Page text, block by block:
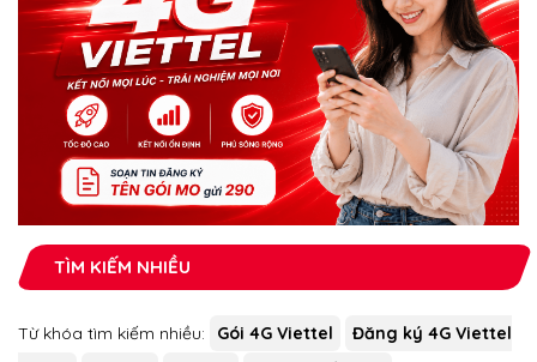
TÌM KIẾM NHIỀU
Từ khóa tìm kiếm nhiều: Gói 4G Viettel
Đăng ký 4G Viettel